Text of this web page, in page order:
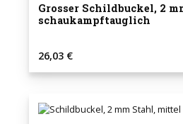
Grosser Schildbuckel, 2
schaukampftauglich
Regulärer Preis:
26,03 €